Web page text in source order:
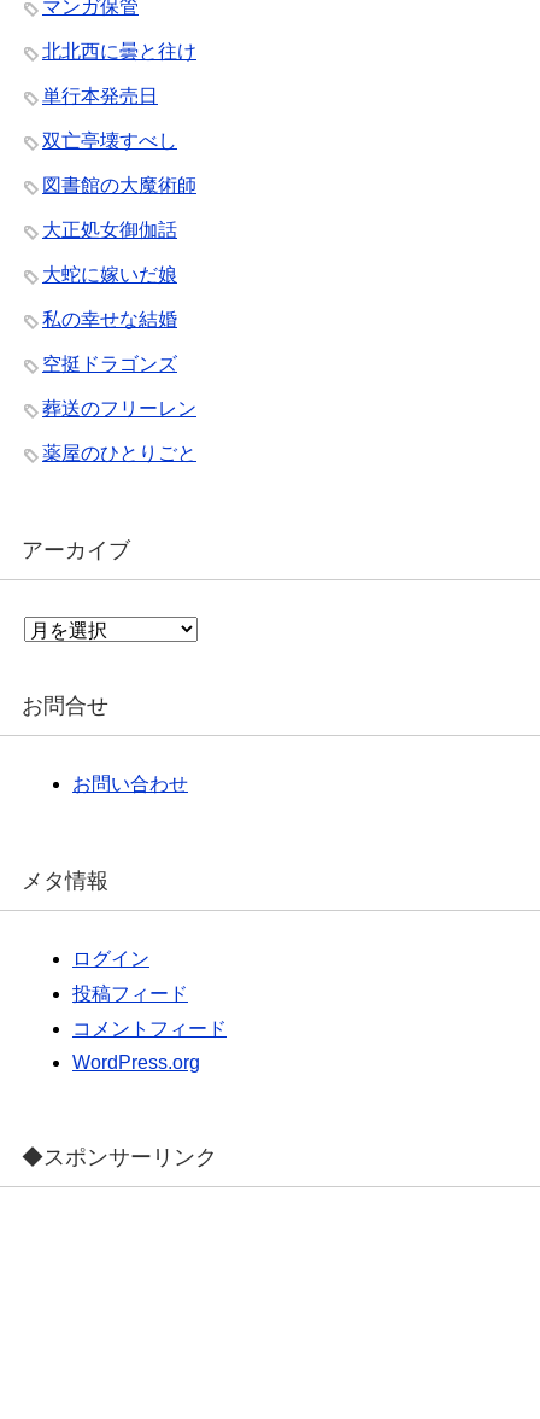
マンガ保管
北北西に曇と往け
単行本発売日
双亡亭壊すべし
図書館の大魔術師
大正処女御伽話
大蛇に嫁いだ娘
私の幸せな結婚
空挺ドラゴンズ
葬送のフリーレン
薬屋のひとりごと
アーカイブ
ア
イ
お問合せ
お問い合わせ
メタ情報
ログイン
投稿フィード
コメントフィード
WordPress.org
◆スポンサーリンク